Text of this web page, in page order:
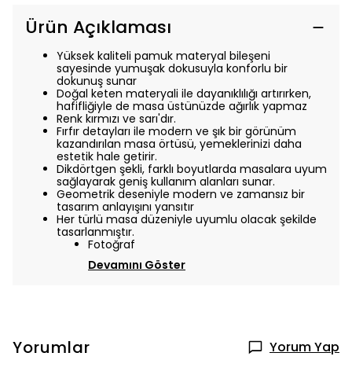
Ürün Açıklaması
Yüksek kaliteli pamuk materyal bileşeni
sayesinde yumuşak dokusuyla konforlu bir
dokunuş sunar
Doğal keten materyali ile dayanıklılığı artırırken,
hafifliğiyle de masa üstünüzde ağırlık yapmaz
Renk kırmızı ve sarı'dır.
Fırfır detayları ile modern ve şık bir görünüm
kazandırılan masa örtüsü, yemeklerinizi daha
estetik hale getirir.
Dikdörtgen şekli, farklı boyutlarda masalara uyum
sağlayarak geniş kullanım alanları sunar.
Geometrik deseniyle modern ve zamansız bir
tasarım anlayışını yansıtır
Her türlü masa düzeniyle uyumlu olacak şekilde
tasarlanmıştır.
Fotoğraf
Devamını Göster
Yorumlar Yorum Yap